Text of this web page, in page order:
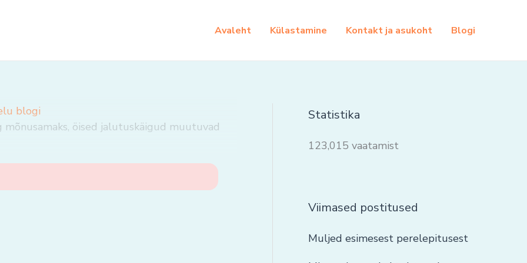
Avaleht Külastamine Kontakt ja asukoht Blogi
blogi
mõnusamaks, öised jalutuskäigud muutuvad
Statistika
123,015 vaatamist
Viimased postitused
Muljed esimesest perelepitusest